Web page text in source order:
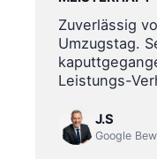
Zuverlässig
Umzugstag.
Leistungs-
J.S
Google